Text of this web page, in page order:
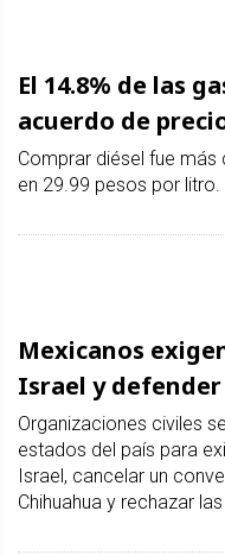
El 14.8% de las
acuerdo de
Comprar diésel fue
en 29.99 pesos por litro.
Mexicanos
Israel y
Organizaciones civiles
estados del país para
Israel, cancelar un
Chihuahua y rechazar